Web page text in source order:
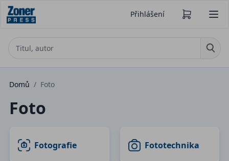
Přihlášení
Domů / Foto
Foto
Fotografie Fototechnika